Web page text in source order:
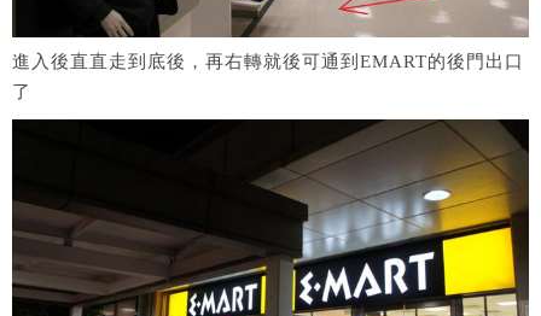
進入後直直走到底後，再右轉就後可通到EMART的後門出口
了